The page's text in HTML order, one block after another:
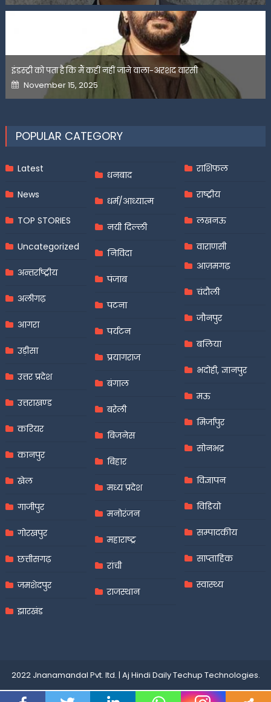
इंडस्ट्री को पता है कि मैं कहीं नहीं जाने वाला-अरशद वारसी
Posted
on
November 15, 2025
POPULAR CATEGORY
Latest
News
TOP STORIES
Uncategorized
अन्तर्राष्ट्रीय
अलीगढ़
आगरा
उड़ीसा
उत्तर प्रदेश
उत्तराखण्ड
करियर
कानपुर
खेल
गाजीपुर
गोरखपुर
छत्तीसगढ़
जमशेदपुर
झारखंड
धनबाद
धर्म/आध्यात्म
नयी दिल्ली
निविदा
पंजाब
पटना
पर्यटन
प्रयागराज
बंगाल
बरेली
बिजनेस
बिहार
मध्य प्रदेश
मनोरंजन
महाराष्ट्र
रांची
राजस्थान
राशिफल
राष्ट्रीय
लखनऊ
वाराणसी
आज़मगढ़
चंदौली
जौनपुर
बलिया
भदोही, ज्ञानपुर
मऊ
मिर्जापुर
सोनभद्र
विज्ञापन
विडियो
सम्पादकीय
साप्ताहिक
स्वास्थ्य
2022 Jnanamandal Pvt. ltd. | Aj Hindi DailyTechup Technologies.